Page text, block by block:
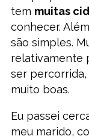
tem muitas
conhecer.
são simples.
relativamente
ser
muito boas.
Eu passei
meu marido,